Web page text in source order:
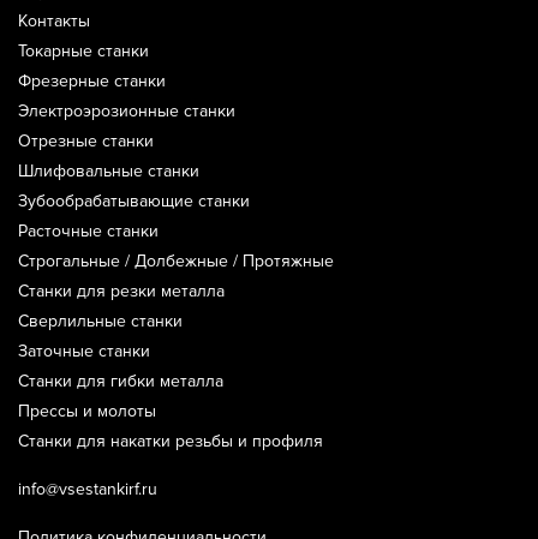
Контакты
Токарные станки
Фрезерные станки
Электроэрозионные станки
Отрезные станки
Шлифовальные станки
Зубообрабатывающие станки
Расточные станки
Строгальные / Долбежные / Протяжные
Станки для резки металла
Сверлильные станки
Заточные станки
Станки для гибки металла
Прессы и молоты
Станки для накатки резьбы и профиля
info@vsestankirf.ru